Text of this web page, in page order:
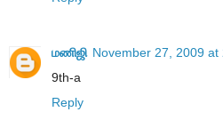
மணிஜி November 27, 2009 at
9th-a
Reply